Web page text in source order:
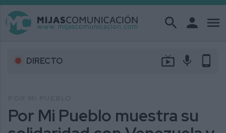
search person menu
DIRECTO live_tv mic phone_android
Por Mi Pueblo muestra su